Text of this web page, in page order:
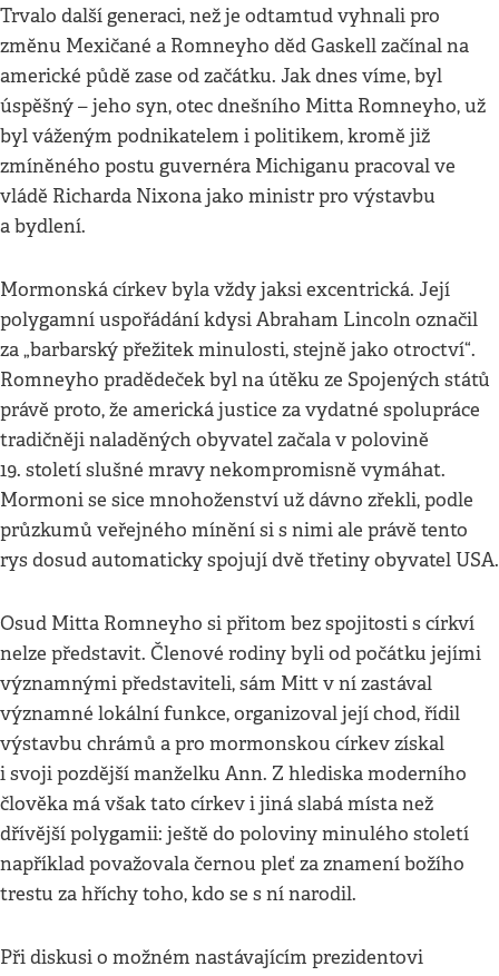
Trvalo další generaci, než je odtamtud vyhnali pro
změnu Mexičané a Romneyho děd Gaskell začínal na
americké půdě zase od začátku. Jak dnes víme, byl
úspěšný – jeho syn, otec dnešního Mitta Romneyho, už
byl váženým podnikatelem i politikem, kromě již
zmíněného postu guvernéra Michiganu pracoval ve
vládě Richarda Nixona jako ministr pro výstavbu
a bydlení.
Mormonská církev byla vždy jaksi excentrická. Její
polygamní uspořádání kdysi Abraham Lincoln označil
za „barbarský přežitek minulosti, stejně jako otroctví“.
Romneyho pradědeček byl na útěku ze Spojených států
právě proto, že americká justice za vydatné spolupráce
tradičněji naladěných obyvatel začala v polovině
19. století slušné mravy nekompromisně vymáhat.
Mormoni se sice mnohoženství už dávno zřekli, podle
průzkumů veřejného mínění si s nimi ale právě tento
rys dosud automaticky spojují dvě třetiny obyvatel USA.
Osud Mitta Romneyho si přitom bez spojitosti s církví
nelze představit. Členové rodiny byli od počátku jejími
významnými představiteli, sám Mitt v ní zastával
významné lokální funkce, organizoval její chod, řídil
výstavbu chrámů a pro mormonskou církev získal
i svoji pozdější manželku Ann. Z hlediska moderního
člověka má však tato církev i jiná slabá místa než
dřívější polygamii: ještě do poloviny minulého století
například považovala černou pleť za znamení božího
trestu za hříchy toho, kdo se s ní narodil.
Při diskusi o možném nastávajícím prezidentovi